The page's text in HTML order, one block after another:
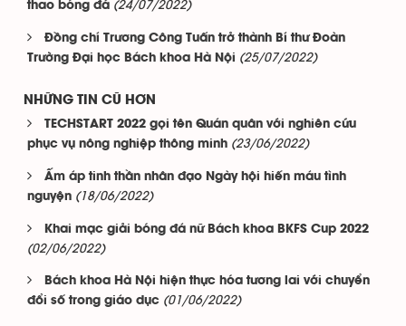
thao bóng đá (24/07/2022)
Đồng chí Trương Công Tuấn trở thành Bí thư Đoàn
Trường Đại học Bách khoa Hà Nội (25/07/2022)
NHỮNG TIN CŨ HƠN
TECHSTART 2022 gọi tên Quán quân với nghiên cứu
phục vụ nông nghiệp thông minh (23/06/2022)
Ấm áp tinh thần nhân đạo Ngày hội hiến máu tình
nguyện (18/06/2022)
Khai mạc giải bóng đá nữ Bách khoa BKFS Cup 2022
(02/06/2022)
Bách khoa Hà Nội hiện thực hóa tương lai với chuyển
đổi số trong giáo dục (01/06/2022)